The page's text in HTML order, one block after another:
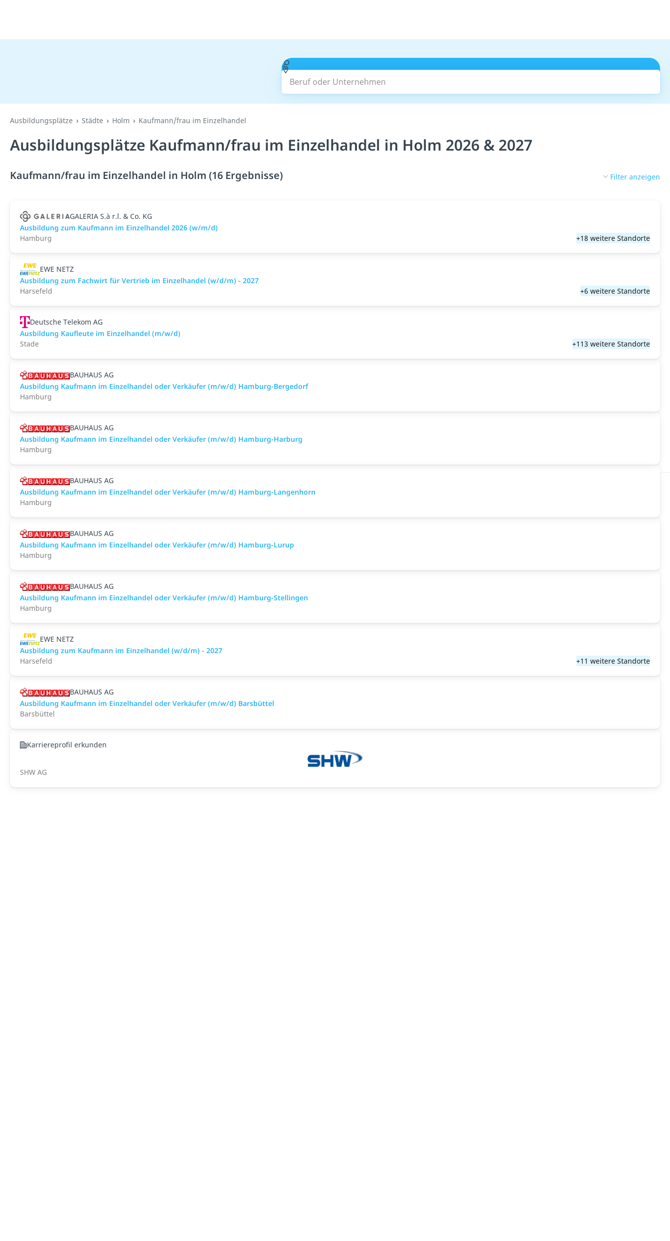
Beruf oder Unternehmen
Ausbildungsplätze Städte Holm Kaufmann/frau im Einzelhandel
Ausbildungsplätze Kaufmann/frau im Einzelhandel in Holm 2026 & 2027
Kaufmann/frau im Einzelhandel in Holm (16 Ergebnisse) Filter anzeigen
GALERIA S.à r.l. & Co. KG
Ausbildung zum Kaufmann im Einzelhandel 2026 (w/m/d)
Hamburg
+18 weitere Standorte
EWE NETZ
Ausbildung zum Fachwirt für Vertrieb im Einzelhandel (w/d/m) - 2027
Harsefeld
+6 weitere Standorte
Deutsche Telekom AG
Ausbildung Kaufleute im Einzelhandel (m/w/d)
Stade
+113 weitere Standorte
BAUHAUS AG
Ausbildung Kaufmann im Einzelhandel oder Verkäufer (m/w/d) Hamburg-Bergedorf
Hamburg
BAUHAUS AG
Ausbildung Kaufmann im Einzelhandel oder Verkäufer (m/w/d) Hamburg-Harburg
Hamburg
BAUHAUS AG
Ausbildung Kaufmann im Einzelhandel oder Verkäufer (m/w/d) Hamburg-Langenhorn
Hamburg
BAUHAUS AG
Ausbildung Kaufmann im Einzelhandel oder Verkäufer (m/w/d) Hamburg-Lurup
Hamburg
BAUHAUS AG
Ausbildung Kaufmann im Einzelhandel oder Verkäufer (m/w/d) Hamburg-Stellingen
Hamburg
EWE NETZ
Ausbildung zum Kaufmann im Einzelhandel (w/d/m) - 2027
Harsefeld
+11 weitere Standorte
BAUHAUS AG
Ausbildung Kaufmann im Einzelhandel oder Verkäufer (m/w/d) Barsbüttel
Barsbüttel
Karriereprofil erkunden
SHW AG